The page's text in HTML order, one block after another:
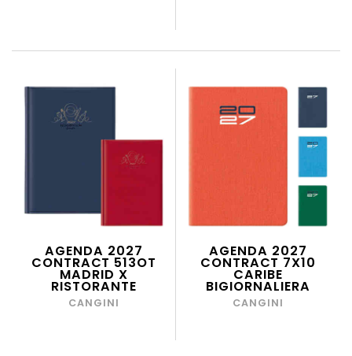
AGENDA 2027
CONTRACT 513OT
MADRID X
RISTORANTE
CANGINI
AGENDA 2027
CONTRACT 7X10
CARIBE
BIGIORNALIERA
CANGINI